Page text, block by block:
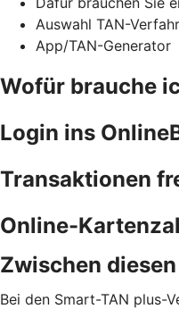
Auswahl TAN-
App/TAN-Generator
Wofür brauche
Login ins
Transaktionen
Online-
Zwischen
Bei den Smart-TAN plus-